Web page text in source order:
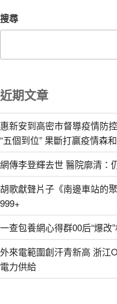
搜尋
近期文章
惠新安到高密市督導疫情防
“五個到位” 果斷打贏疫情森
網傳李登輝去世 醫院廓清：
胡歌獻聲片子《南邊車站的
999+
一查包養網心得群00后“爆改
外來電範圍創汗青新高 浙江
電力供給